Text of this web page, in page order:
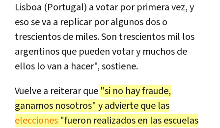
Lisboa (Portugal) a votar por primera vez, y
eso se va a replicar por algunos dos o
trescientos de miles. Son trescientos mil los
argentinos que pueden votar y muchos de
ellos lo van a hacer", sostiene.
Vuelve a reiterar que "si no hay fraude,
ganamos nosotros" y advierte que las
elecciones "fueron realizados en las escuelas